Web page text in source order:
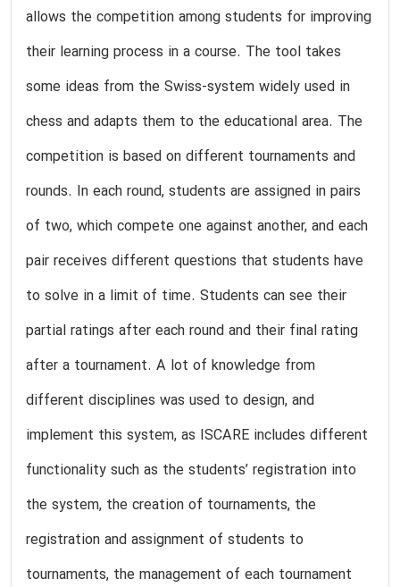
allows the competition among students for improving
their learning process in a course. The tool takes
some ideas from the Swiss-system widely used in
chess and adapts them to the educational area. The
competition is based on different tournaments and
rounds. In each round, students are assigned in pairs
of two, which compete one against another, and each
pair receives different questions that students have
to solve in a limit of time. Students can see their
partial ratings after each round and their final rating
after a tournament. A lot of knowledge from
different disciplines was used to design, and
implement this system, as ISCARE includes different
functionality such as the students’ registration into
the system, the creation of tournaments, the
registration and assignment of students to
tournaments, the management of each tournament